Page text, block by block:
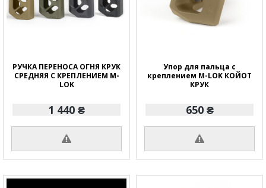
РУЧКА ПЕРЕНОСА ОГНЯ КРУК
СРЕДНЯЯ С КРЕПЛЕНИЕМ M-
LOK
1 440 ₴
Упор для пальца с
креплением M-LOK КОЙОТ
КРУК
650 ₴